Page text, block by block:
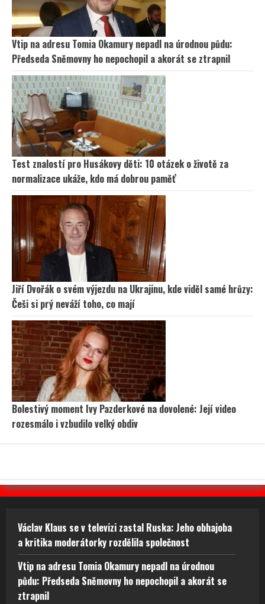
Vtip na adresu Tomia Okamury nepadl na úrodnou půdu:
Předseda Sněmovny ho nepochopil a akorát se ztrapnil
Test znalostí pro Husákovy děti: 10 otázek o životě za
normalizace ukáže, kdo má dobrou paměť
Jiří Dvořák o svém výjezdu na Ukrajinu, kde viděl samé hrůzy:
Češi si prý neváží toho, co mají
Bolestivý moment Ivy Pazderkové na dovolené: Její video
rozesmálo i vzbudilo velký obdiv
Václav Klaus se v televizi zastal Ruska: Jeho obhajoba
a kritika moderátorky rozdělila společnost
Vtip na adresu Tomia Okamury nepadl na úrodnou
půdu: Předseda Sněmovny ho nepochopil a akorát se
ztrapnil